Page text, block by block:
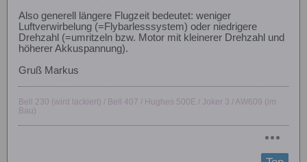
Also generell längere Flugzeit bedeutet: weniger
Luftverwirbelung (=Flybarlesssystem) oder niedrigere
Drehzahl (=umritzeln bzw. Motor mit kleinerer Drehzahl und
höherer Akkuspannung).
Gruß Markus
Bell 230 (wird lackiert) / Bell 407 / Hughes 500E / Joker 3 / AW609 (im
Bau)